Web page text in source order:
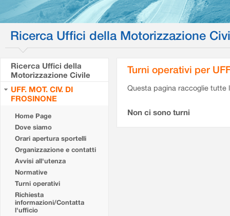
Ricerca Uffici della Motorizzazione
Ricerca Uffici della
Motorizzazione Civile
UFF. MOT. CIV. DI
FROSINONE
Home Page
Dove siamo
Orari apertura sportelli
Organizzazione e contatti
Avvisi all'utenza
Normative
Turni operativi
Richiesta
informazioni/Contatta
l'ufficio
Turni operativi per
Questa pagina raccoglie tutte
Non ci sono turni